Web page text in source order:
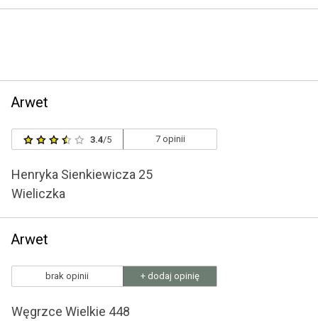
Arwet
3.4/5 7 opinii
Henryka Sienkiewicza 25
Wieliczka
Arwet
brak opinii + dodaj opinię
Węgrzce Wielkie 448